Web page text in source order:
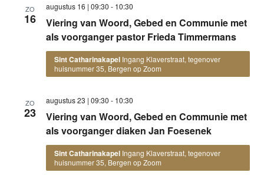
ZO
16
Viering van Woord, Gebed en Communie met
als voorganger pastor Frieda Timmermans
augustus 16 | 09:30 - 10:30
Sint Catharinakapel Ingang Klaverstraat, tegenover
huisnummer 35, Bergen op Zoom
ZO
23
Viering van Woord, Gebed en Communie met
als voorganger diaken Jan Foesenek
augustus 23 | 09:30 - 10:30
Sint Catharinakapel Ingang Klaverstraat, tegenover
huisnummer 35, Bergen op Zoom